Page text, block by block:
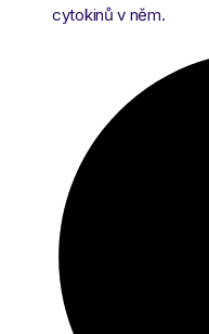
cytokinů v něm.